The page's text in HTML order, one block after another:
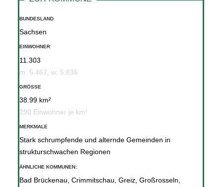
BUNDESLAND
Sachsen
EINWOHNER
11.303
m: 5.467, w: 5.836
GRÖSSE
38.99 km²
290 Einwohner je km²
MERKMALE
Stark schrumpfende und alternde Gemeinden in
strukturschwachen Regionen
ÄHNLICHE KOMMUNEN:
Bad Brückenau Crimmitschau Greiz, Großrosseln